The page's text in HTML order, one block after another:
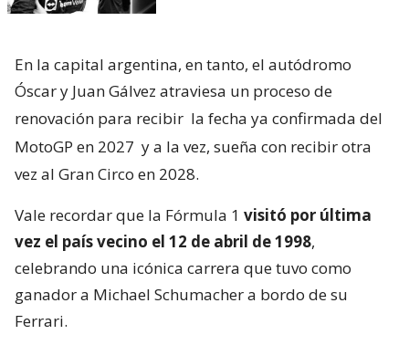
En la capital argentina, en tanto, el autódromo
Óscar y Juan Gálvez atraviesa un proceso de
renovación para recibir la fecha ya confirmada del
MotoGP en 2027 y a la vez, sueña con recibir otra
vez al Gran Circo en 2028.
Vale recordar que la Fórmula 1 visitó por última
vez el país vecino el 12 de abril de 1998,
celebrando una icónica carrera que tuvo como
ganador a Michael Schumacher a bordo de su
Ferrari.